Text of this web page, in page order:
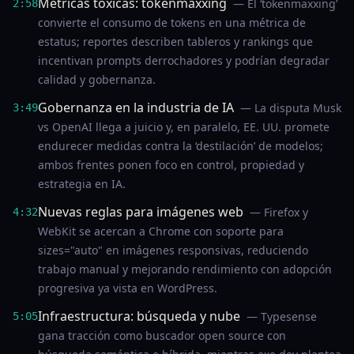
2:58
— El ‘tokenmaxxing’
convierte el consumo de tokens en una métrica de
estatus; reportes describen tableros y rankings que
incentivan prompts derrochadores y podrían degradar
calidad y gobernanza.
3:49Gobernanza en la industria de IA — La disputa Musk
vs OpenAI llega a juicio y, en paralelo, EE. UU. promete
endurecer medidas contra la ‘destilación’ de modelos;
ambos frentes ponen foco en control, propiedad y
estrategia en IA.
4:32Nuevas reglas para imágenes web — Firefox y
WebKit se acercan a Chrome con soporte para
sizes="auto" en imágenes responsivas, reduciendo
trabajo manual y mejorando rendimiento con adopción
progresiva ya vista en WordPress.
5:05Infraestructura: búsqueda y nube — Typesense
gana tracción como buscador open source con